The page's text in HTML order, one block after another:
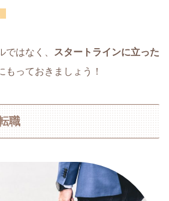
ではなく、
スタートラインに立った
もっておきましょう！
職